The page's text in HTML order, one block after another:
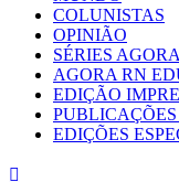
COLUNISTAS
OPINIÃO
SÉRIES
AGORA RN
EDIÇÃO
EDIÇÕES